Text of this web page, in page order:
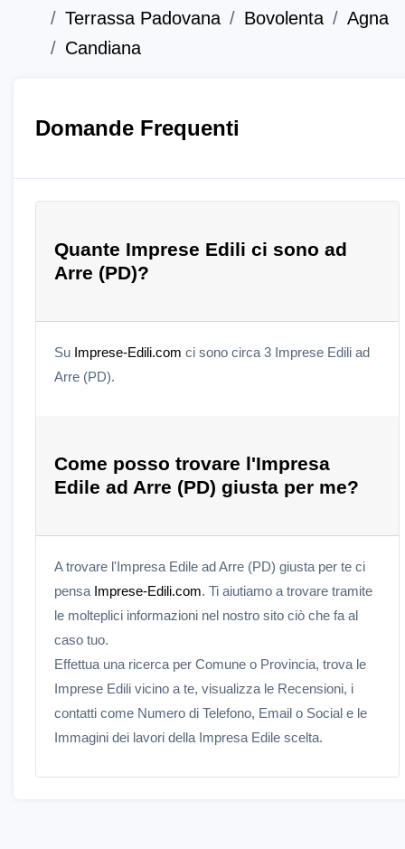
Terrassa Padovana
Bovolenta
Agna
Candiana
Domande Frequenti
Quante Imprese Edili ci sono ad
Arre (PD)?
Su Imprese-Edili.com ci sono circa 3 Imprese Edili ad
Arre (PD).
Come posso trovare l'Impresa
Edile ad Arre (PD) giusta per me?
A trovare l'Impresa Edile ad Arre (PD) giusta per te ci
pensa Imprese-Edili.com. Ti aiutiamo a trovare tramite
le molteplici informazioni nel nostro sito ciò che fa al
caso tuo.
Effettua una ricerca per Comune o Provincia, trova le
Imprese Edili vicino a te, visualizza le Recensioni, i
contatti come Numero di Telefono, Email o Social e le
Immagini dei lavori della Impresa Edile scelta.